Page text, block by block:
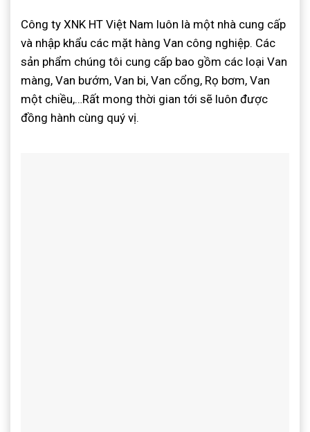
Công ty XNK HT Việt Nam luôn là một nhà cung cấp
và nhập khẩu các mặt hàng Van công nghiệp. Các
sản phẩm chúng tôi cung cấp bao gồm các loại Van
màng, Van bướm, Van bi, Van cổng, Rọ bơm, Van
một chiều,…Rất mong thời gian tới sẽ luôn được
đồng hành cùng quý vị.